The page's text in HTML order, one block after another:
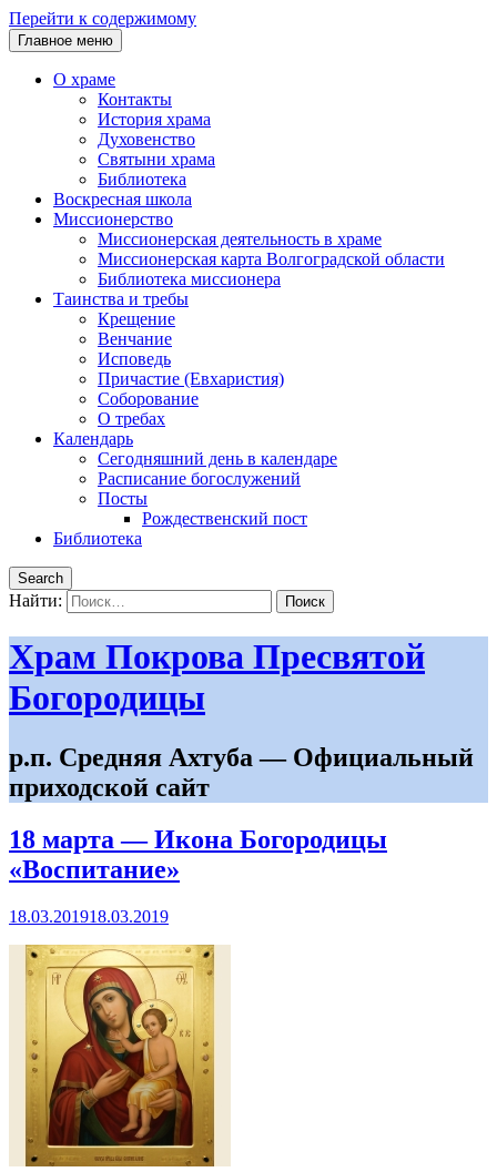
Перейти к содержимому
Главное меню
О храме
Контакты
История храма
Духовенство
Святыни храма
Библиотека
Воскресная школа
Миссионерство
Миссионерская деятельность в храме
Миссионерская карта Волгоградской области
Библиотека миссионера
Таинства и требы
Крещение
Венчание
Исповедь
Причастие (Евхаристия)
Соборование
О требах
Календарь
Сегодняшний день в календаре
Расписание богослужений
Посты
Рождественский пост
Библиотека
Search
Найти:
Храм Покрова Пресвятой
Богородицы
р.п. Средняя Ахтуба — Официальный
приходской сайт
18 марта — Икона Богородицы
«Воспитание»
18.03.201918.03.2019